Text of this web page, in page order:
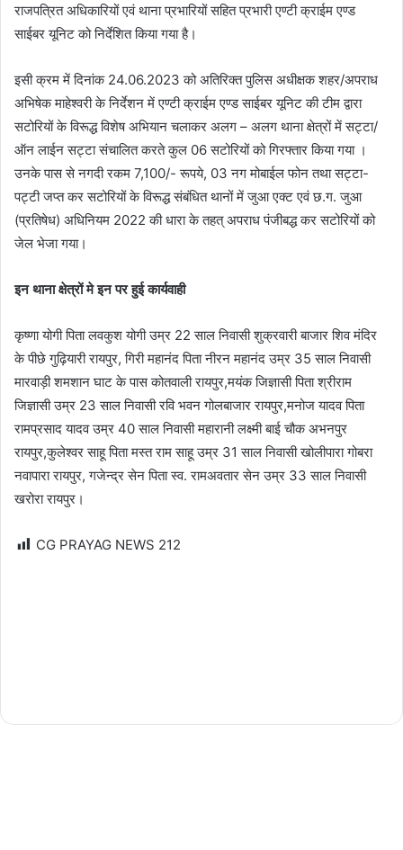
राजपत्रित अधिकारियों एवं थाना प्रभारियों सहित प्रभारी एण्टी क्राईम एण्ड
साईबर यूनिट को निर्देशित किया गया है।
इसी क्रम में दिनांक 24.06.2023 को अतिरिक्त पुलिस अधीक्षक शहर/अपराध
अभिषेक माहेश्वरी के निर्देशन में एण्टी क्राईम एण्ड साईबर यूनिट की टीम द्वारा
सटोरियों के विरूद्ध विशेष अभियान चलाकर अलग – अलग थाना क्षेत्रों में सट्टा/
ऑन लाईन सट्टा संचालित करते कुल 06 सटोरियों को गिरफ्तार किया गया ।
उनके पास से नगदी रकम 7,100/- रूपये, 03 नग मोबाईल फोन तथा सट्टा-
पट्टी जप्त कर सटोरियों के विरूद्ध संबंधित थानों में जुआ एक्ट एवं छ.ग. जुआ
(प्रतिषेध) अधिनियम 2022 की धारा के तहत् अपराध पंजीबद्ध कर सटोरियों को
जेल भेजा गया।
इन थाना क्षेत्रों मे इन पर हुई कार्यवाही
कृष्णा योगी पिता लवकुश योगी उम्र 22 साल निवासी शुक्रवारी बाजार शिव मंदिर
के पीछे गुढ़ियारी रायपुर, गिरी महानंद पिता नीरन महानंद उम्र 35 साल निवासी
मारवाड़ी शमशान घाट के पास कोतवाली रायपुर,मयंक जिज्ञासी पिता श्रीराम
जिज्ञासी उम्र 23 साल निवासी रवि भवन गोलबाजार रायपुर,मनोज यादव पिता
रामप्रसाद यादव उम्र 40 साल निवासी महारानी लक्ष्मी बाई चौक अभनपुर
रायपुर,कुलेश्वर साहू पिता मस्त राम साहू उम्र 31 साल निवासी खोलीपारा गोबरा
नवापारा रायपुर, गजेन्द्र सेन पिता स्व. रामअवतार सेन उम्र 33 साल निवासी
खरोरा रायपुर।
CG PRAYAG NEWS 212